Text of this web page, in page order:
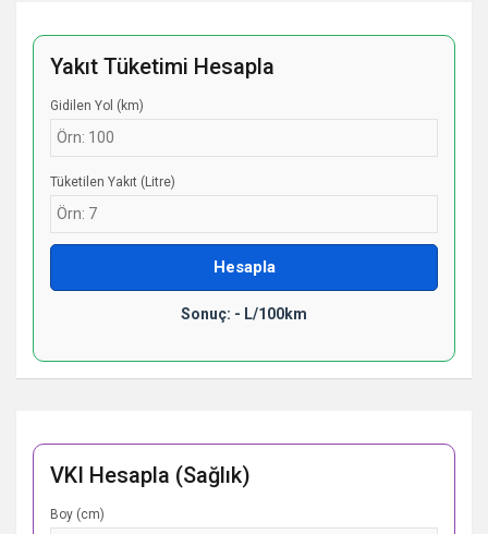
Yakıt Tüketimi Hesapla
Gidilen Yol (km)
Tüketilen Yakıt (Litre)
Hesapla
Sonuç: - L/100km
VKI Hesapla (Sağlık)
Boy (cm)